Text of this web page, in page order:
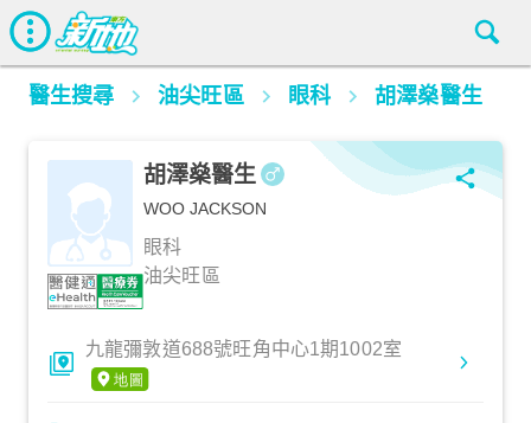
醫生搜尋 油尖旺區 眼科 胡澤燊醫生
胡澤燊醫生
WOO JACKSON
眼科
油尖旺區
九龍彌敦道688號旺角中心1期1002室